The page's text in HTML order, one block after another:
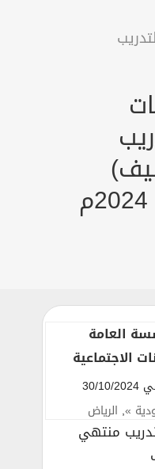
العامة
الاجتماعية
»
, الرياض
تدريب منتهي